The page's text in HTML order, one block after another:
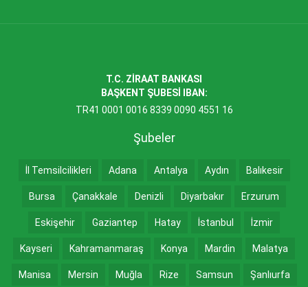
T.C. ZİRAAT BANKASI
BAŞKENT ŞUBESİ IBAN:
TR41 0001 0016 8339 0090 4551 16
Şubeler
İl Temsilcilikleri Adana Antalya Aydın Balıkesir
Bursa Çanakkale Denizli Diyarbakır Erzurum
Eskişehir Gaziantep Hatay İstanbul İzmir
Kayseri Kahramanmaraş Konya Mardin Malatya
Manisa Mersin Muğla Rize Samsun Şanlıurfa